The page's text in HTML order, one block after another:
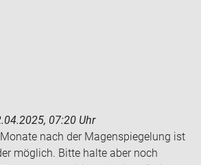
07:20 Uhr
nach der Magenspiegelung ist
möglich. Bitte halte aber noch